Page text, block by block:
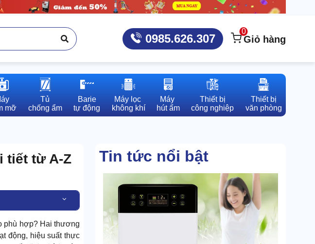
0985.626.307
0
Giỏ hàng
mỡ
Tủ
chống ẩm
Barie
tự động
Máy lọc
không khí
Máy
hút ẩm
Thiết bị
công nghiệp
Thiết bị
văn phòng
tiết từ A-Z
phù hợp? Hai thương
động, hiệu suất thực
Tin tức nổi bật